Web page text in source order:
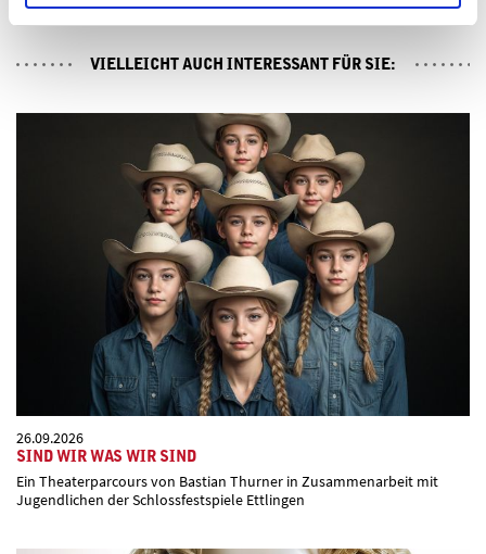
VIELLEICHT AUCH INTERESSANT FÜR SIE:
26.09.2026
SIND WIR WAS WIR SIND
Ein Theaterparcours von Bastian Thurner in Zusammenarbeit mit
Jugendlichen der Schlossfestspiele Ettlingen